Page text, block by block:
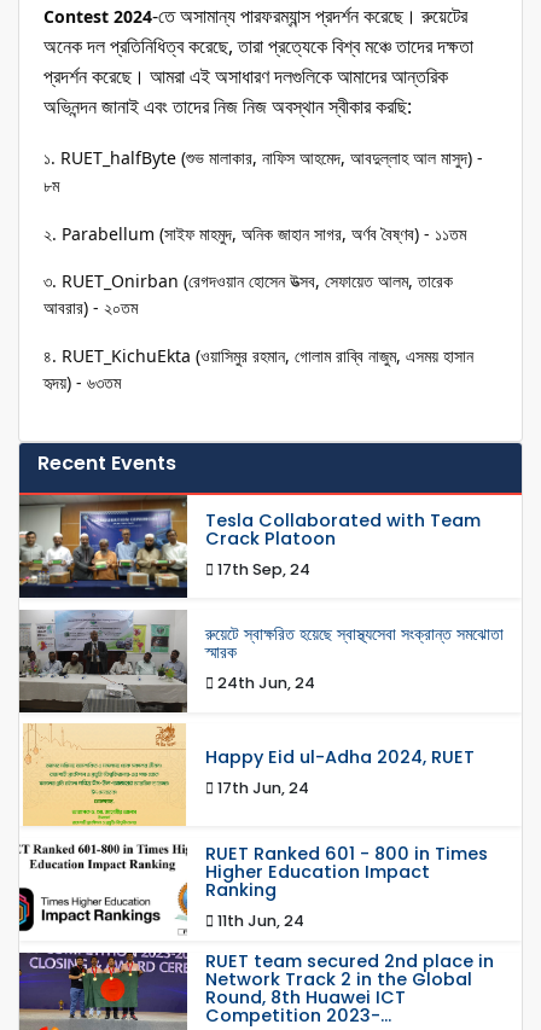
Contest 2024-তে অসামান্য পারফরম্যান্স প্রদর্শন করেছে। রুয়েটের
অনেক দল প্রতিনিধিত্ব করেছে, তারা প্রত্যেকে বিশ্ব মঞ্চে তাদের দক্ষতা
প্রদর্শন করেছে। আমরা এই অসাধারণ দলগুলিকে আমাদের আন্তরিক
অভিনন্দন জানাই এবং তাদের নিজ নিজ অবস্থান স্বীকার করছি:
১. RUET_halfByte (শুভ মালাকার, নাফিস আহমেদ, আবদুল্লাহ আল মাসুদ) -
৮ম
২. Parabellum (সাইফ মাহমুদ, অনিক জাহান সাগর, অর্ণব বৈষ্ণব) - ১১তম
৩. RUET_Onirban (রেগদওয়ান হোসেন উত্সব, সেফায়েত আলম, তারেক
আবরার) - ২০তম
৪. RUET_KichuEkta (ওয়াসিমুর রহমান, গোলাম রাব্বি নাজুম, এসময় হাসান
হৃদয়) - ৬৩তম
Recent Events
Tesla Collaborated with Team
Crack Platoon
17th Sep, 24
রুয়েটে স্বাক্ষরিত হয়েছে স্বাস্থ্যসেবা সংক্রান্ত সমঝোতা
স্মারক
24th Jun, 24
Happy Eid ul-Adha 2024, RUET
17th Jun, 24
RUET Ranked 601 - 800 in Times
Higher Education Impact
Ranking
11th Jun, 24
RUET team secured 2nd place in
Network Track 2 in the Global
Round, 8th Huawei ICT
Competition 2023-...